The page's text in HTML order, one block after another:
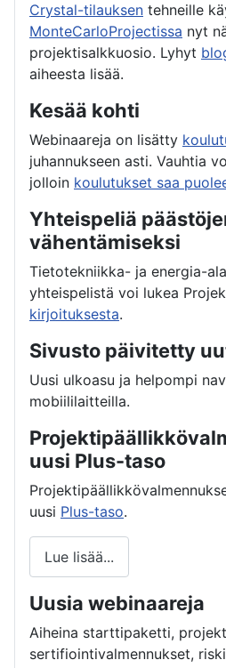
Crystal-tilauksen tehneille
MonteCarloProjectissa nyt
projektisalkkuosio. Lyhyt
aiheesta lisää.
Kesää kohti
Webinaareja on lisätty
juhannukseen asti. Vauhtia
jolloin koulutukset saa
Yhteispeliä
vähentämiseksi
Tietotekniikka- ja energia-
yhteispelistä voi lukea
kirjoituksesta.
Sivusto päivitetty
Uusi ulkoasu ja helpompi
mobiililaitteilla.
uusi Plus-taso
uusi Plus-taso.
Lue lisää...
Uusia webinaareja
Aiheina starttipaketti,
sertifiointivalmennukset,